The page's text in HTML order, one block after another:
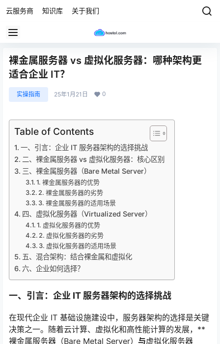
云服务商 知识库 关于我们
裸金属服务器 vs 虚拟化服务器：哪种架构更
适合企业 IT？
实操指南 25年1月21日 0
Table of Contents
一、引言：企业 IT 服务器架构的选择挑战
二、裸金属服务器 vs 虚拟化服务器：核心区别
三、裸金属服务器（Bare Metal Server）
1. 裸金属服务器的优势
2. 裸金属服务器的劣势
3. 裸金属服务器的适用场景
四、虚拟化服务器（Virtualized Server）
1. 虚拟化服务器的优势
2. 虚拟化服务器的劣势
3. 虚拟化服务器的适用场景
五、混合架构：结合裸金属和虚拟化
六、企业如何选择？
一、引言：企业 IT 服务器架构的选择挑战
在现代企业 IT 基础设施建设中，服务器架构的选择是关键
决策之一。随着云计算、虚拟化和高性能计算的发展，**
裸金属服务器（Bare Metal Server） 与虚拟化服务器